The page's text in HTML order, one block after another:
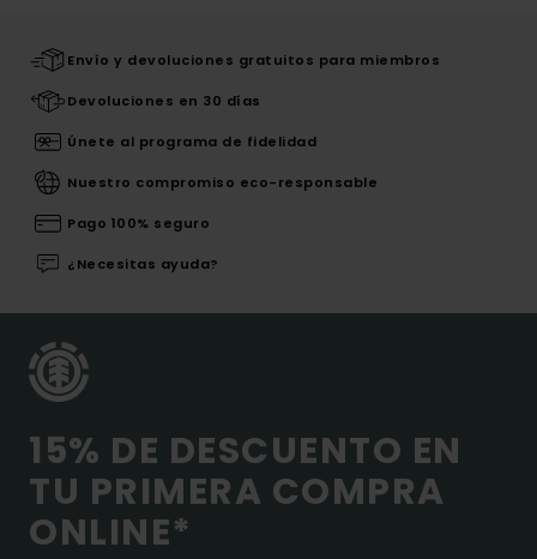
Envío y devoluciones gratuitos para miembros
Devoluciones en 30 días
Únete al programa de fidelidad
Nuestro compromiso eco-responsable
Pago 100% seguro
¿Necesitas ayuda?
15% DE DESCUENTO EN
TU PRIMERA COMPRA
ONLINE*